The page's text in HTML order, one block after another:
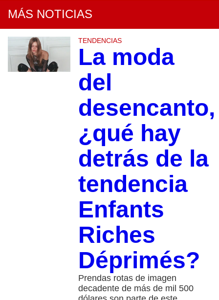
MÁS NOTICIAS
TENDENCIAS
La moda
del
desencanto,
¿qué hay
detrás de la
tendencia
Enfants
Riches
Déprimés?
Prendas rotas de imagen
decadente de más de mil 500